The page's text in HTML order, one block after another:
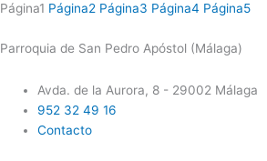
Página1 Página2 Página3 Página4 Página5
Parroquia de San Pedro Apóstol (Málaga)
Avda. de la Aurora, 8 - 29002 Málaga
952 32 49 16
Contacto